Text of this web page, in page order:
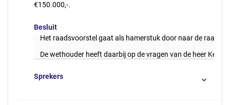
€150.000,-.
Besluit
Het raadsvoorstel gaat als hamerstuk door naar de
De wethouder heeft daarbij op de vragen van de heer
Sprekers